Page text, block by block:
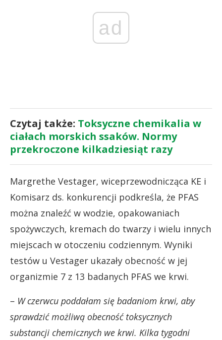
ad
Czytaj także: Toksyczne chemikalia w
ciałach morskich ssaków. Normy
przekroczone kilkadziesiąt razy
Margrethe Vestager, wiceprzewodnicząca KE i
Komisarz ds. konkurencji podkreśla, że PFAS
można znaleźć w wodzie, opakowaniach
spożywczych, kremach do twarzy i wielu innych
miejscach w otoczeniu codziennym. Wyniki
testów u Vestager ukazały obecność w jej
organizmie 7 z 13 badanych PFAS we krwi.
– W czerwcu poddałam się badaniom krwi, aby
sprawdzić możliwą obecność toksycznych
substancji chemicznych we krwi. Kilka tygodni